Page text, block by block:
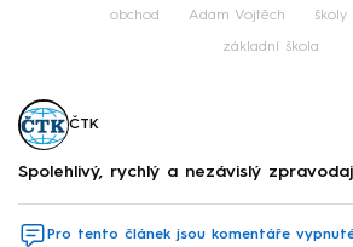
obchod Adam Vojtěch školy
základní škola
ČTK
Spolehlivý, rychlý a nezávislý
Pro tento článek jsou komentáře